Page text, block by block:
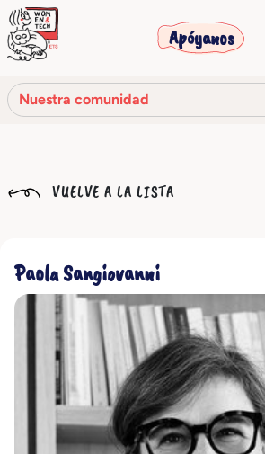
Apóyanos
Nuestra comunidad
Nuestra historia
Código Ético
Nuestra red
Nuestra comunidad
VUELVE A LA LISTA
Paola Sangiovanni